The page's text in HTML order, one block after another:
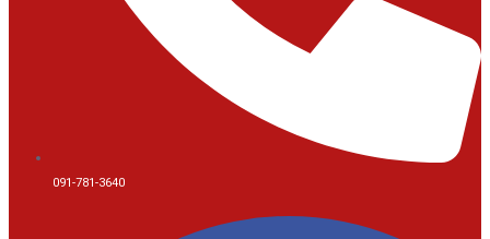
091-781-3640